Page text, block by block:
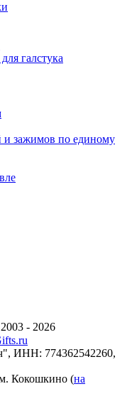
галстука
и зажимов по единому
- 2026
ИНН: 774362542260,
Кокошкино (на